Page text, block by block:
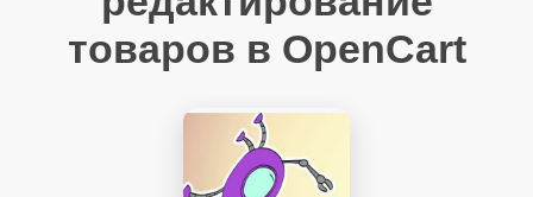
товаров в OpenCart